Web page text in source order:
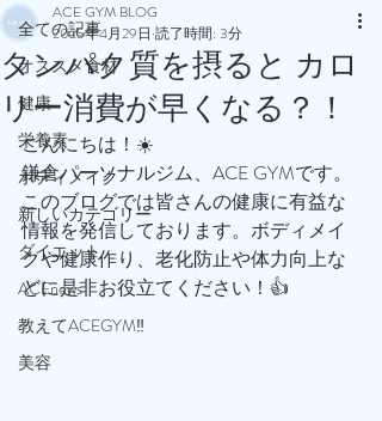
全ての記事
オススメ食材
健康
栄養素
ボディメイク
新しいカテゴリー
ダイエット
ACEnews
教えてACEGYM‼️
美容
タンパク質を摂ると カロ
リー消費が早くなる？！
ACE GYM BLOG
2025年4月29日 読了時間: 3分
こんにちは！☀️
鎌倉パーソナルジム、ACE GYMです。
このブログでは皆さんの健康に有益な
情報を発信しております。ボディメイ
クや健康作り、老化防止や体力向上な
どに是非お役立てください！👍